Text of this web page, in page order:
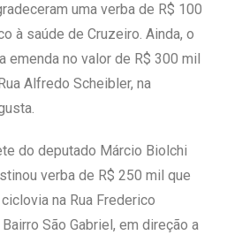
uma verba de R$ 100
à saúde de Cruzeiro. Ainda, o
emenda no valor de R$ 300 mil
Alfredo Scheibler, na
do deputado Márcio Biolchi
verba de R$ 250 mil que
na Rua Frederico
São Gabriel, em direção a